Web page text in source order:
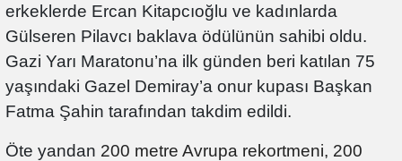
erkeklerde Ercan Kitapcıoğlu ve kadınlarda
Gülseren Pilavcı baklava ödülünün sahibi oldu.
Gazi Yarı Maratonu’na ilk günden beri katılan 75
yaşındaki Gazel Demiray’a onur kupası Başkan
Fatma Şahin tarafından takdim edildi.
Öte yandan 200 metre Avrupa rekortmeni, 200